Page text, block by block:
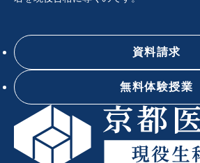
資料請求
無料体験授業